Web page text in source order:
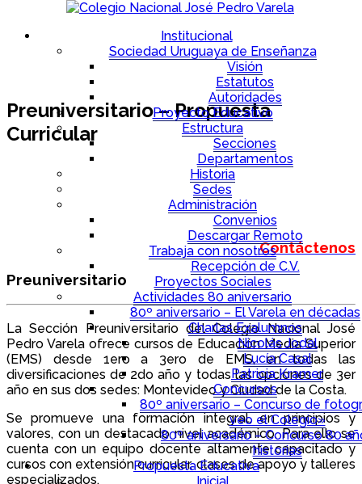
Institucional
Sociedad Uruguaya de Enseñanza
Visión
Estatutos
Autoridades
Proyecto Educativo
Estructura
Secciones
Departamentos
Historia
Sedes
Administración
Convenios
Descargar Remoto
Trabaja con nosotros
Recepción de C.V.
Proyectos Sociales
Actividades 80 aniversario
80º aniversario – El Varela en décadas
Charlas Exalumnos
Nicolás Jodal
Lucía Casal
Patricia Kramer
Concursos
80º aniversario – Concurso de
veo el Colegio»
80º aniversario – Concurso 80
historias
Propuesta Educativa
Preuniversitario – Propuesta
Curricular
Contáctenos
Preuniversitario
La Sección Preuniversitario del Colegio Nacional José
Pedro Varela ofrece cursos de Educación Media Superior
(EMS) desde 1ero a 3ero de EMS, en todas las
diversificaciones de 2do año y todas las opciones de 3er
año en sus dos sedes: Montevideo y Ciudad de la Costa.
Se promueve una formación integral, en principios y
valores, con un destacado nivel académico. Para ello se
cuenta con un equipo docente altamente capacitado y
cursos con extensión curricular, clases de apoyo y talleres
especializados.